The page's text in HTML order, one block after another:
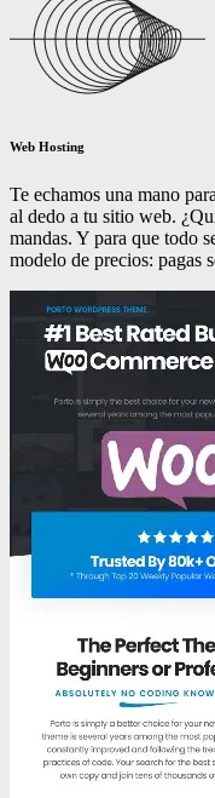
Web Hosting
Te echamos una mano
al dedo a tu sitio web.
mandas. Y para que todo
modelo de precios: pagas